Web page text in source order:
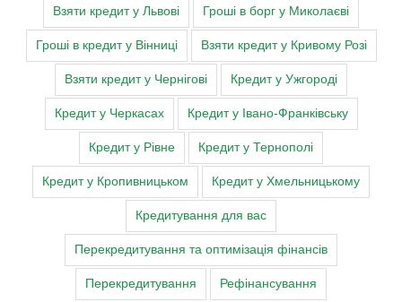
Взяти кредит у Львові Гроші в борг у Миколаєві
Гроші в кредит у Вінниці Взяти кредит у Кривому Розі
Взяти кредит у Чернігові Кредит у Ужгороді
Кредит у Черкасах Кредит у Івано-Франківську
Кредит у Рівне Кредит у Тернополі
Кредит у Кропивницьком Кредит у Хмельницькому
Кредитування для вас
Перекредитування та оптимізація фінансів
Перекредитування Рефінансування